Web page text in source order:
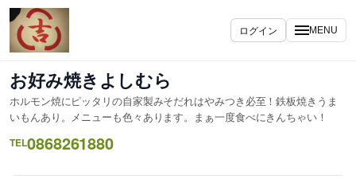
内
容
を
キ
ッ
プ
ログイン MENU
お好み焼きよしむら
ホルモン焼にピッタリの自家製みそだれはやみつき必至！鉄板焼きうま
いもんあり。メニューも色々あります。まぁ一度食べにきんちゃい！
TEL0868261880